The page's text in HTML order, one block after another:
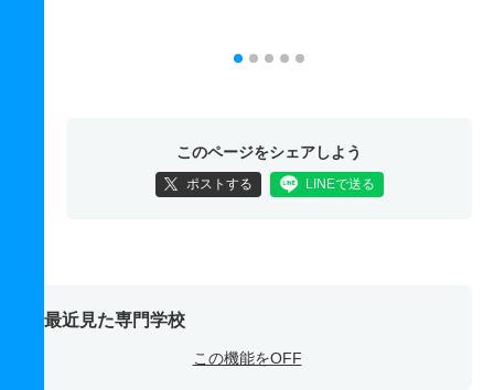
このページをシェアしよう
ポストする LINEで送る
最近見た専門学校
この機能をOFF